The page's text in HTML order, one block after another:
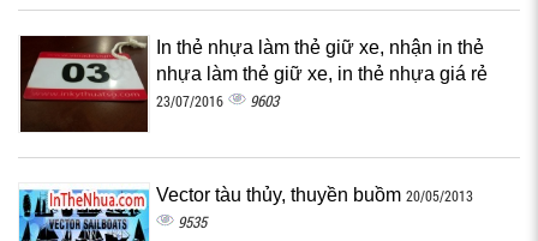
In thẻ nhựa làm thẻ giữ xe, nhận in thẻ
nhựa làm thẻ giữ xe, in thẻ nhựa giá rẻ
23/07/2016 9603
Vector tàu thủy, thuyền buồm 20/05/2013
9535